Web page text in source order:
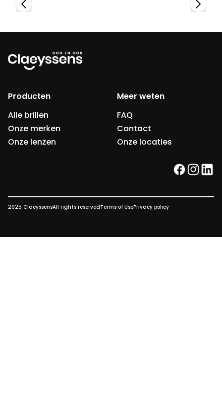
Producten
Alle brillen
Onze merken
Onze lenzen
Meer weten
FAQ
Contact
Onze locaties
facebook
2025 ClaeyssensAll rights reservedTerms of UsePrivacy policy